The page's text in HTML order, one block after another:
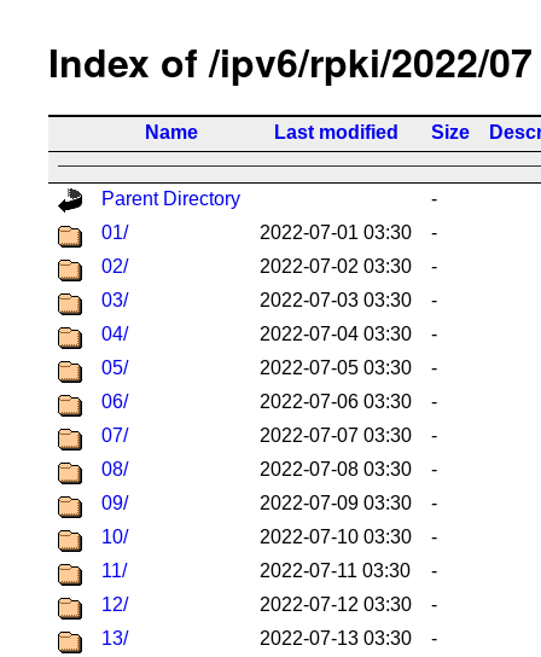
Index of /ipv6/rpki/2022/07
Name Last modified Size
Parent Directory
-
01/
2022-07-01 03:30
-
02/
2022-07-02 03:30
-
03/
2022-07-03 03:30
-
04/
2022-07-04 03:30
-
05/
2022-07-05 03:30
-
06/
2022-07-06 03:30
-
07/
2022-07-07 03:30
-
08/
2022-07-08 03:30
-
09/
2022-07-09 03:30
-
10/
2022-07-10 03:30
-
11/
2022-07-11 03:30
-
12/
2022-07-12 03:30
-
13/
2022-07-13 03:30
-